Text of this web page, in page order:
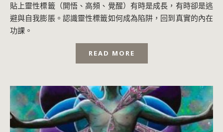
貼上靈性標籤（開悟、高頻、覺醒）有時是成長，有時卻是逃
避與自我膨脹。認識靈性標籤如何成為陷阱，回到真實的內在
功課。
READ MORE